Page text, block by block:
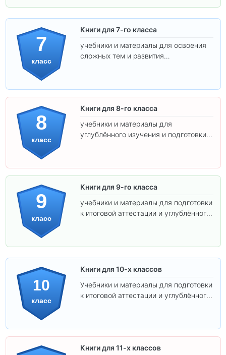
7
класс
Книги для 7-го класса
учебники и материалы для освоения
сложных тем и развития
8
класс
Книги для 8-го класса
учебники и материалы для
углублённого изучения и подготовки к
9
класс
Книги для 9-го класса
учебники и материалы для подготовки
к итоговой аттестации и углублённого
10
класс
Книги для 10-х классов
Учебники и материалы для подготовки
к итоговой аттестации и углублённого
Книги для 11-х классов